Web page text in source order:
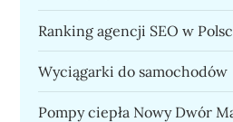
Ranking agencji SEO w
Wyciągarki do samochodów
Pompy ciepła Nowy Dwór